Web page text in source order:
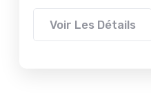
Voir Les Détails